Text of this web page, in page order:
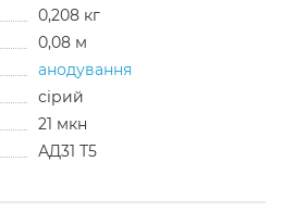
0,208 кг
0,08 м
анодування
сірий
21 мкн
АД31 Т5